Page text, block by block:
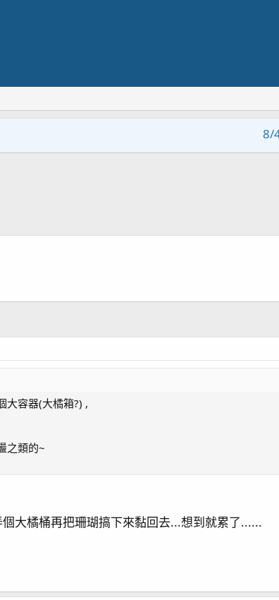
8/4
大容器(大橘箱?) ,
之類的~
大橘桶再把珊瑚搞下來黏回去...想到就累了......